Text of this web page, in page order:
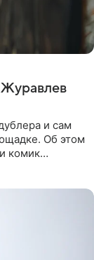
Журавлев
и сам
Об этом
комик